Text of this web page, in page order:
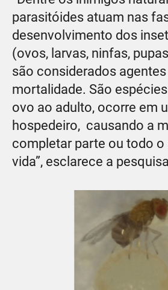
parasitóides atuam nas
desenvolvimento dos
(ovos, larvas, ninfas,
são considerados agentes
mortalidade. São
ovo ao adulto, ocorre em
hospedeiro, causando a
completar parte ou todo o
vida”, esclarece a